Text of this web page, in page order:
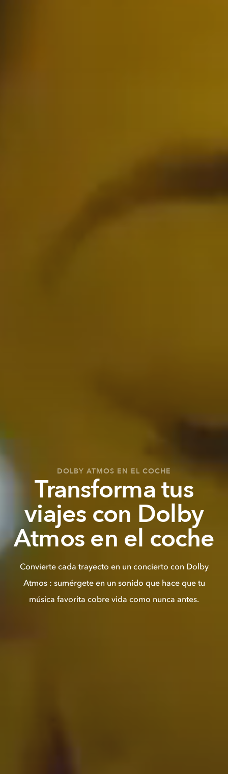
DOLBY ATMOS EN EL COCHE
Transforma tus
viajes con Dolby
Atmos en el coche
Convierte cada trayecto en un concierto con Dolby
Atmos : sumérgete en un sonido que hace que tu
música favorita cobre vida como nunca antes.